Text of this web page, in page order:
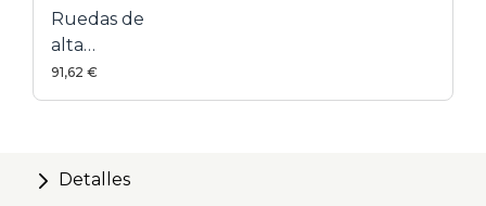
Ruedas de
alta
resistencia
91,62 €
Detalles